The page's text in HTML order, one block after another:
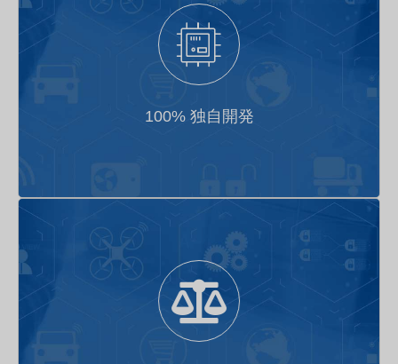
100% 独自開発
車両端からクラウドまでのフルスタック自社開発